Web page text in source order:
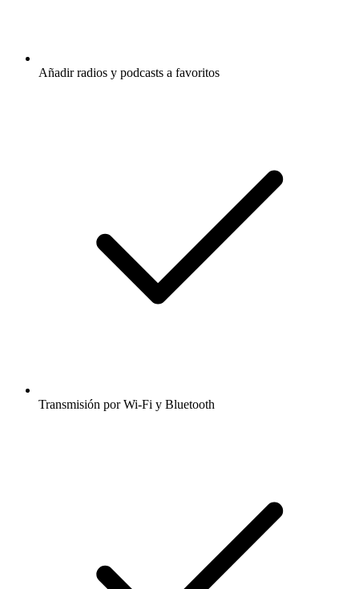
Añadir radios y podcasts a favoritos
Transmisión por Wi-Fi y Bluetooth